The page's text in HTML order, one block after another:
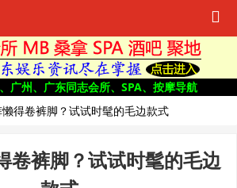
广州、广东同志会所、SPA、按摩导航
得卷裤脚？试试时髦的毛边款式
卷裤脚？试试时髦的毛边